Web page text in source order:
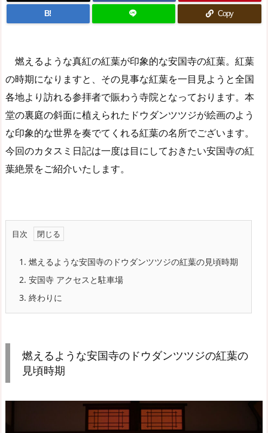
B! Copy
燃えるような真紅の紅葉が印象的な安国寺の紅葉。紅葉
の時期になりますと、その見事な紅葉を一目見ようと全国
各地より訪れる参拝者で賑わう寺院となっております。本
堂の裏庭の斜面に植えられたドウダンツツジが絵画のよう
な印象的な世界を奏でてくれる紅葉の名所でございます。
今回のカタスミ日記は一度は目にしておきたい安国寺の紅
葉絶景をご紹介いたします。
目次
1. 燃えるような安国寺のドウダンツツジの紅葉の見頃時期
2. 安国寺 アクセスと駐車場
3. 終わりに
燃えるような安国寺のドウダンツツジの紅葉の
見頃時期